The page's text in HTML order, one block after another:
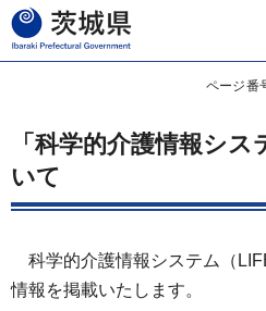
茨城県
ページ番
「科学的介護情報シ
いて
科学的介護情報システム（
情報を掲載いたします。